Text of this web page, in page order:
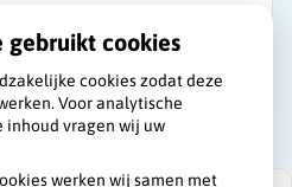
gebruikt cookies
cookies zodat deze
Voor analytische
inhoud vragen wij uw
werken wij samen met